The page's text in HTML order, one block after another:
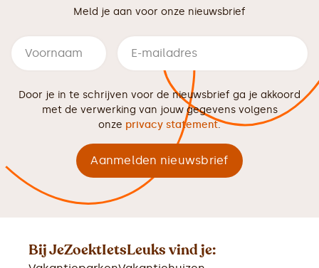
Meld je aan voor onze nieuwsbrief
Door je in te schrijven voor de nieuwsbrief ga je akkoord
met de verwerking van jouw gegevens volgens
onze privacy statement.
Bij JeZoektIetsLeuks vind je: